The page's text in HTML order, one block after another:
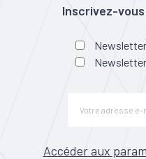
Inscrivez-
Newsletter
Accéder aux